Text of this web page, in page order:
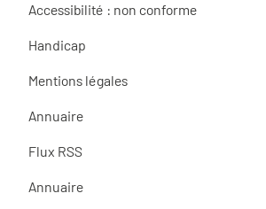
Accessibilité : non conforme
Handicap
Mentions légales
Annuaire
Flux RSS
Annuaire